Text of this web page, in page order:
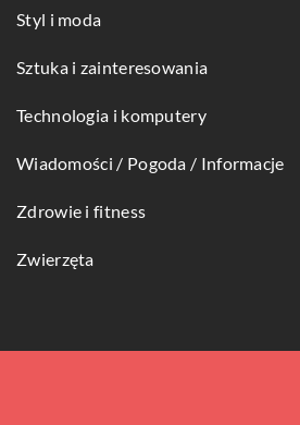
Styl i moda
Sztuka i zainteresowania
Technologia i komputery
Wiadomości / Pogoda / Informacje
Zdrowie i fitness
Zwierzęta